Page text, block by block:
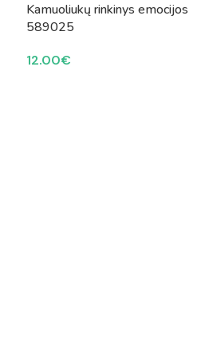
Kamuoliukų rinkinys emocijos
589025
12.00€